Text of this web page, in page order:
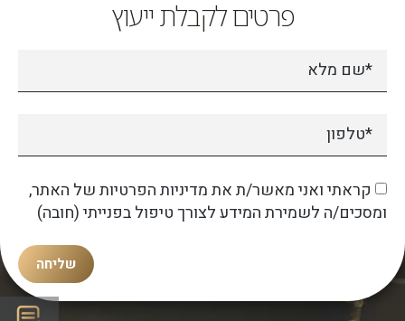
פרטים לקבלת ייעוץ
קראתי ואני מאשר/ת את מדיניות הפרטיות של האתר,
ומסכים/ה לשמירת המידע לצורך טיפול בפנייתי (חובה)
שליחה